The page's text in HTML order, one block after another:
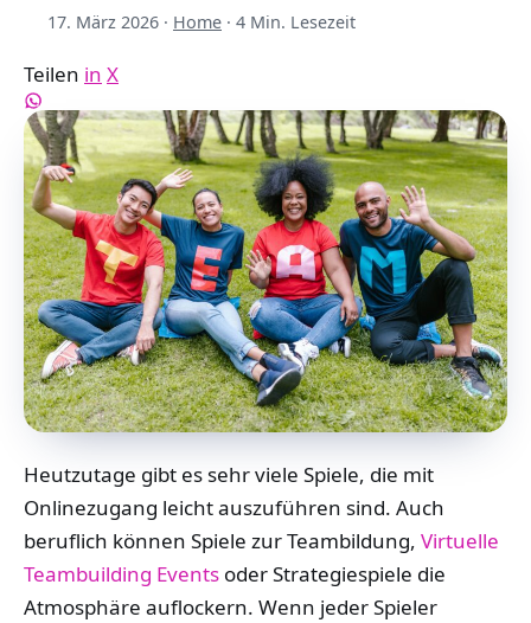
17. März 2026 · Home · 4 Min. Lesezeit
Teilen in X
Heutzutage gibt es sehr viele Spiele, die mit
Onlinezugang leicht auszuführen sind. Auch
beruflich können Spiele zur Teambildung, Virtuelle
Teambuilding Events oder Strategiespiele die
Atmosphäre auflockern. Wenn jeder Spieler